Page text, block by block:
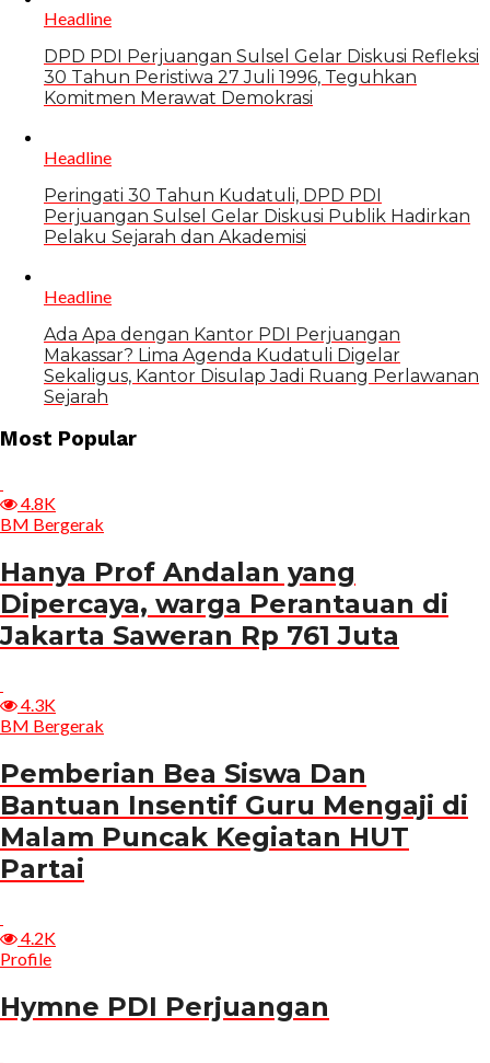
Headline
DPD PDI Perjuangan Sulsel Gelar Diskusi Refleksi
30 Tahun Peristiwa 27 Juli 1996, Teguhkan
Komitmen Merawat Demokrasi
Headline
Peringati 30 Tahun Kudatuli, DPD PDI
Perjuangan Sulsel Gelar Diskusi Publik Hadirkan
Pelaku Sejarah dan Akademisi
Headline
Ada Apa dengan Kantor PDI Perjuangan
Makassar? Lima Agenda Kudatuli Digelar
Sekaligus, Kantor Disulap Jadi Ruang Perlawanan
Sejarah
Most Popular
4.8K
BM Bergerak
Hanya Prof Andalan yang
Dipercaya, warga Perantauan di
Jakarta Saweran Rp 761 Juta
4.3K
BM Bergerak
Pemberian Bea Siswa Dan
Bantuan Insentif Guru Mengaji di
Malam Puncak Kegiatan HUT
Partai
4.2K
Profile
Hymne PDI Perjuangan